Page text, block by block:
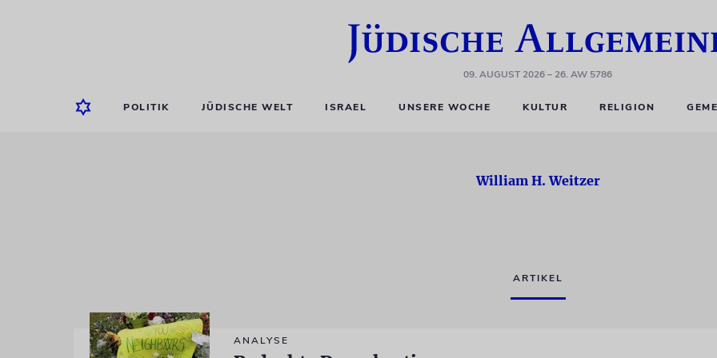
09. AUGUST 2026– 26. AW 5786
POLITIK JÜDISCHE WELT ISRAEL UNSERE WOCHE KULTUR RELIGION
William H. Weitzer
ARTIKEL
ANALYSE